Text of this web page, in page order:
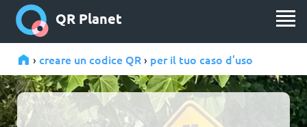
QR Planet
› creare un codice QR › per il tuo caso d’uso